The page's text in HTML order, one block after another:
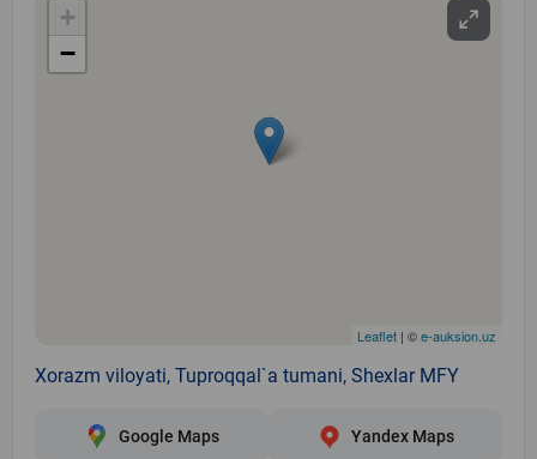
+
−
Leaflet | ©e-auksion.uz
Xorazm viloyati, Tuproqqal`a tumani, Shexlar MFY
Google Maps Yandex Maps